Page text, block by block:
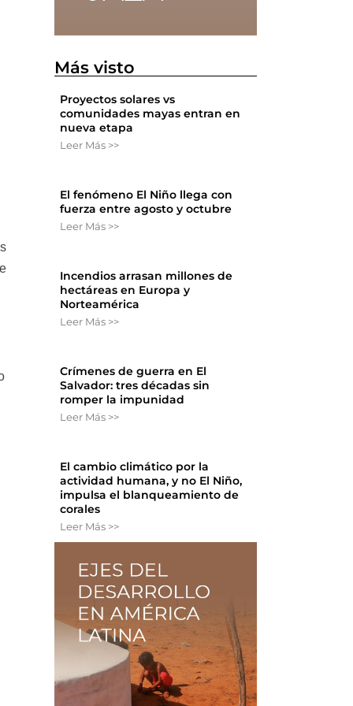
Más visto
Proyectos solares vs
comunidades mayas entran en
nueva etapa
Leer Más >>
El fenómeno El Niño llega con
fuerza entre agosto y octubre
Leer Más >>
Incendios arrasan millones de
hectáreas en Europa y
Norteamérica
Leer Más >>
Crímenes de guerra en El
Salvador: tres décadas sin
romper la impunidad
Leer Más >>
El cambio climático por la
actividad humana, y no El Niño,
impulsa el blanqueamiento de
corales
Leer Más >>